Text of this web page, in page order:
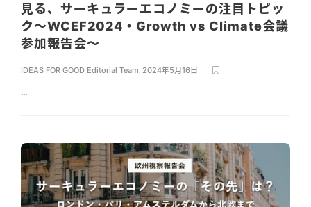
見る、サーキュラーエコノミーの注目トピッ
ク〜WCEF2024・Growth vs Climate会議
参加報告会〜
IDEAS FOR GOOD Editorial Team 2024年5月16日
...